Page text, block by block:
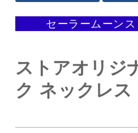
セーラームーンス
ストアオリジ
ク ネックレス